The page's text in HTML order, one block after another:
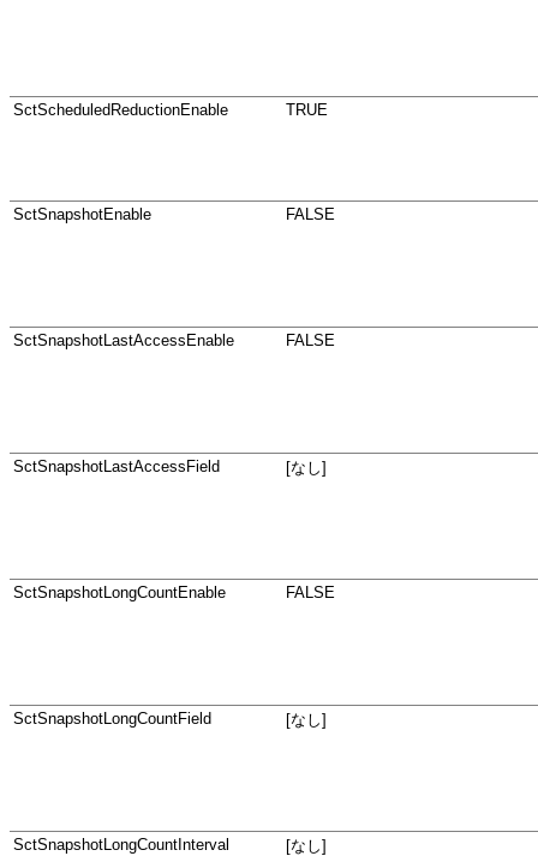
SctScheduledReductionEnable TRUE
SctSnapshotEnable FALSE
SctSnapshotLastAccessEnable FALSE
SctSnapshotLastAccessField [なし]
SctSnapshotLongCountEnable FALSE
SctSnapshotLongCountField [なし]
SctSnapshotLongCountInterval [なし]